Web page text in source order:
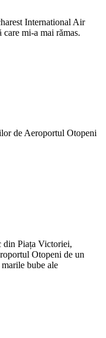
International Air
mi-a mai rămas.
de Aeroportul Otopeni
din Piața Victoriei,
Otopeni de un
bube ale